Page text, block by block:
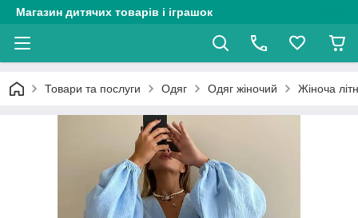
Магазин дитячих товарів і іграшок
Товари та послуги Одяг Одяг жіночий Жіноча